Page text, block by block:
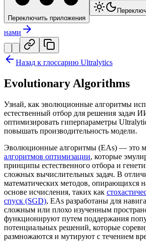
Переключить приложения
нами
Назад к глоссарию Ultralytics
Evolutionary Algorithms
Узнай, как эволюционные алгоритмы
естественный отбор для решения задач
оптимизировать гиперпараметры
повышать производительность модели.
Эволюционные алгоритмы (EAs) — это
алгоритмов оптимизации, которые
принципы естественного отбора и
сложных вычислительных задач. В
математических методов, опирающихся
основе исчисления, таких как
спуск (SGD), EAs разработаны для
сложным или плохо изученным
функционируют путем поддержания
потенциальных решений, которые
размножаются и мутируют с течением